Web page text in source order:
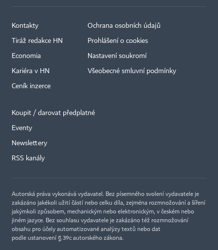
Kontakty
Tiráž redakce HN
Economia
Kariéra v HN
Ceník inzerce
Ochrana osobních údajů
Prohlášení o cookies
Nastavení soukromí
Všeobecné smluvní podmínky
Koupit / darovat předplatné
Eventy
Newslettery
RSS kanály
Autorská práva vykonává vydavatel. Bez písemného svolení vydavatele je
zakázáno jakékoli užití částí nebo celku díla, zejména rozmnožování a šíření
jakýmkoli způsobem, mechanickým nebo elektronickým, v českém nebo
jiném jazyce. Bez souhlasu vydavatele je zakázáno též rozmnožování
obsahu pro účely automatizované analýzy textů nebo dat
podle ustanovení § 39c autorského zákona.